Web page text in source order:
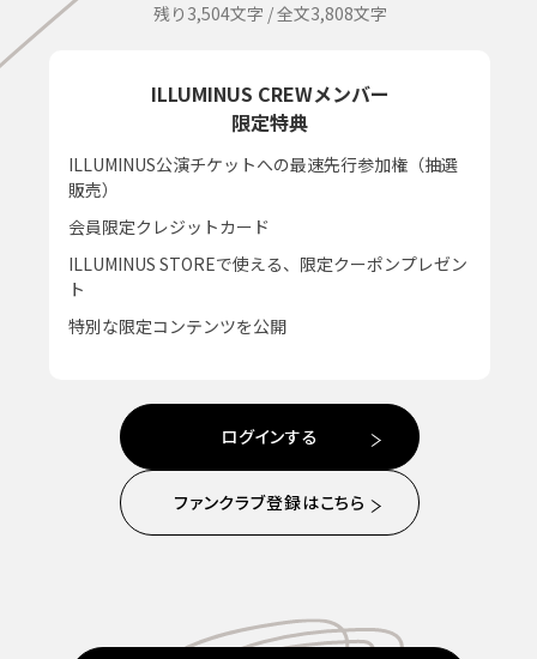
残り3,504文字 / 全文3,808文字
ILLUMINUS CREWメンバー
限定特典
ILLUMINUS公演チケットへの最速先行参加権（抽選
販売）
会員限定クレジットカード
ILLUMINUS STOREで使える、限定クーポンプレゼン
ト
特別な限定コンテンツを公開
ログインする
ファンクラブ登録はこちら